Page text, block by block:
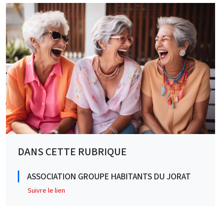
DANS CETTE RUBRIQUE
ASSOCIATION GROUPE HABITANTS DU JORAT
Suivre le lien